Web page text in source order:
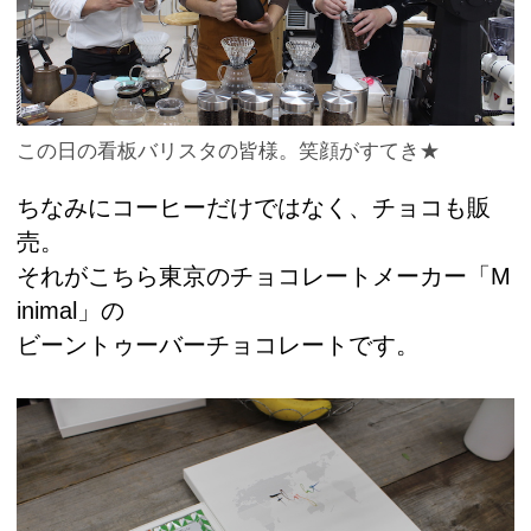
この日の看板バリスタの皆様。笑顔がすてき★
ちなみにコーヒーだけではなく、チョコも販
売。
それがこちら東京のチョコレートメーカー「M
inimal」の
ビーントゥーバーチョコレートです。